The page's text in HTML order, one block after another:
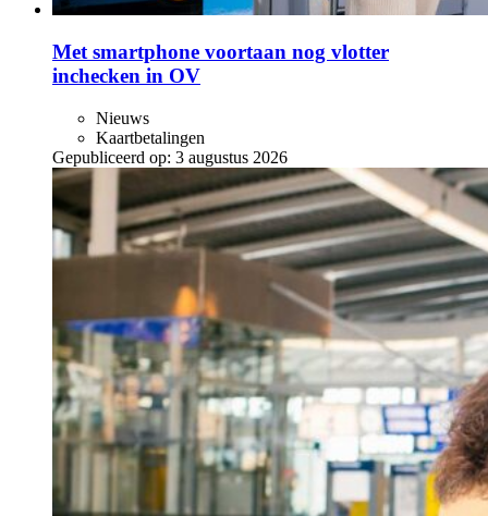
Met smartphone voortaan nog vlotter
inchecken in OV
Nieuws
Kaartbetalingen
Gepubliceerd op: 3 augustus 2026